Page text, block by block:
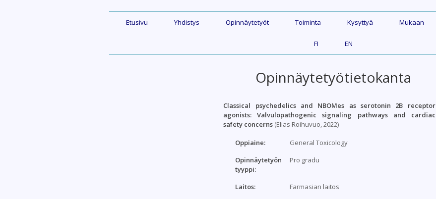
Etusivu Yhdistys Opinnäytetyöt Toiminta Kysyttyä Mukaan
FI EN
Opinnäytetyötietokanta
Classical psychedelics and NBOMes as serotonin 2B receptor
agonists: Valvulopathogenic signaling pathways and cardiac
safety concerns (Elias Roihuvuo, 2022)
Oppiaine:
General Toxicology
Opinnäytetyön
tyyppi:
Pro gradu
Laitos:
Farmasian laitos